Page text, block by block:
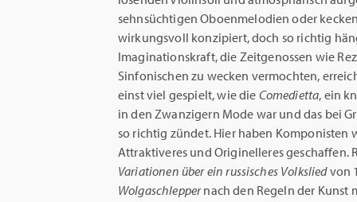
sehnsüchtigen Oboenmelodien oder
wirkungsvoll konzipiert, doch so richtig
Imaginationskraft, die Zeitgenossen wie
Sinfonischen zu wecken vermochten,
einst viel gespielt, wie die Comedietta, ein
in den Zwanzigern Mode war und das bei
so richtig zündet. Hier haben Komponisten
Attraktiveres und Originelleres geschaffen.
Variationen über ein russisches Volksliedvon
Wolgaschleppernach den Regeln der Kunst